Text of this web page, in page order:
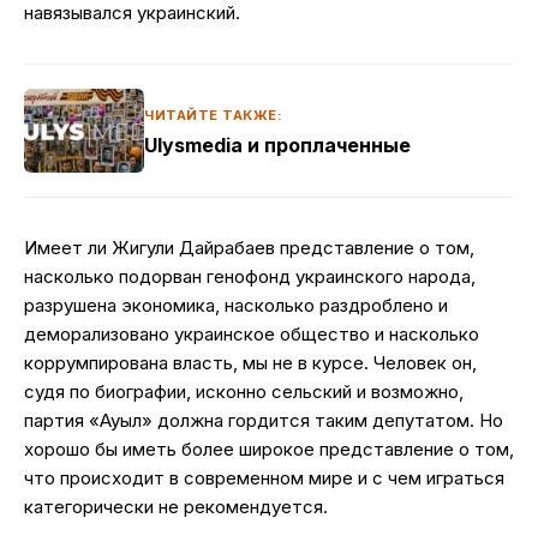
навязывался украинский.
ЧИТАЙТЕ ТАКЖЕ:
Ulysmedia и проплаченные
Имеет ли Жигули Дайрабаев представление о том,
насколько подорван генофонд украинского народа,
разрушена экономика, насколько раздроблено и
деморализовано украинское общество и насколько
коррумпирована власть, мы не в курсе. Человек он,
судя по биографии, исконно сельский и возможно,
партия «Ауыл» должна гордится таким депутатом. Но
хорошо бы иметь более широкое представление о том,
что происходит в современном мире и с чем играться
категорически не рекомендуется.